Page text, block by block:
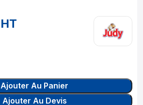
HT
Ajouter Au Panier
Ajouter Au Devis